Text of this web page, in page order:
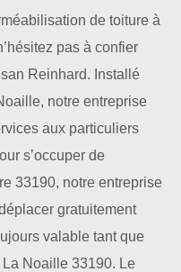
de toiture à
pas à confier
Reinhard. Installé
notre entreprise
aux particuliers
s’occuper de
33190, notre entreprise
gratuitement
valable tant que
Noaille 33190. Le